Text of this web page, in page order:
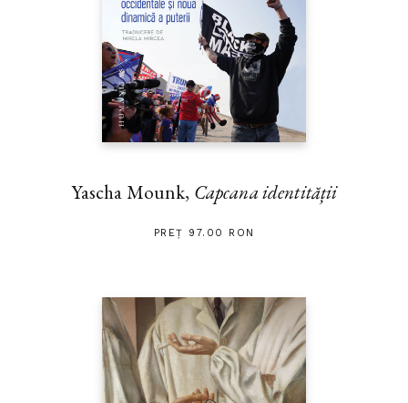
Yascha Mounk, Capcana identității
PREȚ 97.00 RON